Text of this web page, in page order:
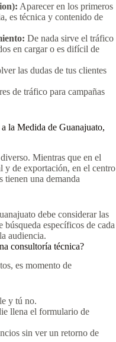
Aparecer en los primeros
es técnica y contenido de
De nada sirve el tráfico
en cargar o es difícil de
las dudas de tus clientes
de tráfico para campañas
la Medida de Guanajuato,
Mientras que en el
y de exportación, en el centro
tienen una demanda
debe considerar las
específicos de cada
audiencia.
consultoría técnica?
es momento de
y tú no.
llena el formulario de
sin ver un retorno de